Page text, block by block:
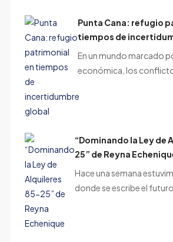
Punta Cana: refugio
tiempos de
En un mundo marcado
económica, los
“Dominando la Ley de
25” de Reyna
Hace una semana
donde se escribe el